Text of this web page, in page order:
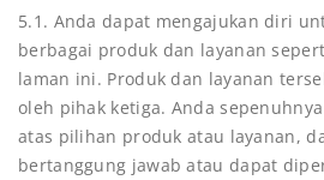
5.1. Anda dapat mengajukan diri
berbagai produk dan layanan
laman ini. Produk dan layanan
oleh pihak ketiga. Anda
atas pilihan produk atau layanan,
bertanggung jawab atau dapat